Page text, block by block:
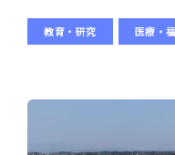
教育・研究 医療・